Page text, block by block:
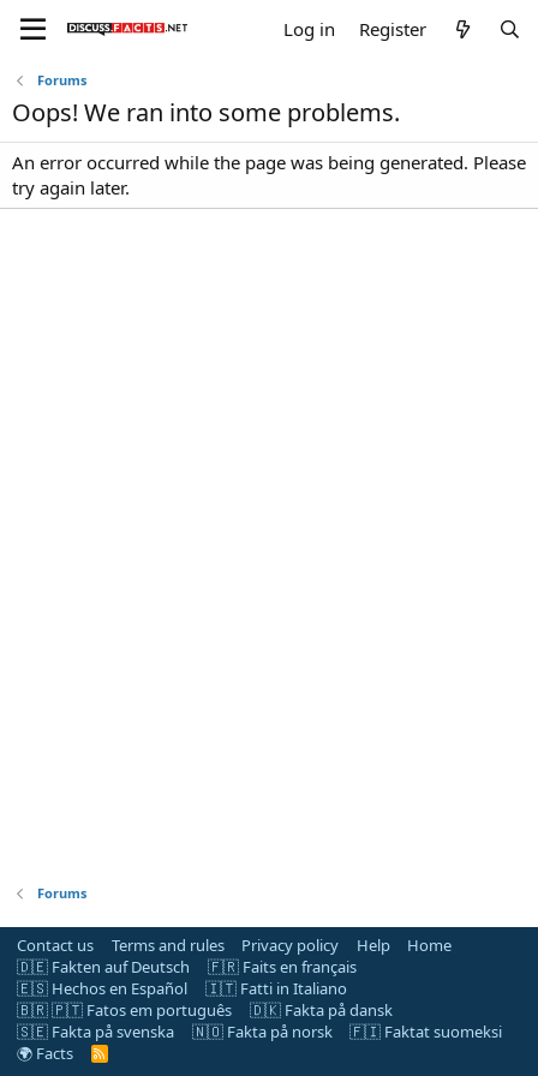
Log in Register
Forums
Oops! We ran into some problems.
An error occurred while the page was being generated. Please
try again later.
Forums
Contact us Terms and rules Privacy policy Help
Home
🇩🇪 Fakten auf Deutsch
🇫🇷 Faits en français
🇪🇸 Hechos en Español
🇮🇹 Fatti in Italiano
🇧🇷 🇵🇹 Fatos em português
🇩🇰 Fakta på dansk
🇸🇪 Fakta på svenska
🇳🇴 Fakta på norsk
🇫🇮 Faktat suomeksi
🌍 Facts
R